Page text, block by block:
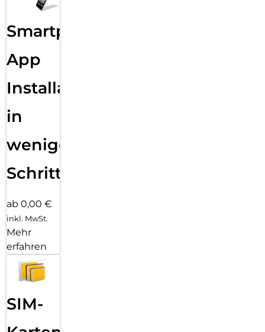
Smartphone
App
Installation
in
wenigen
Schritten
ab 0,00 €
inkl. MwSt.
Mehr
erfahren
SIM-